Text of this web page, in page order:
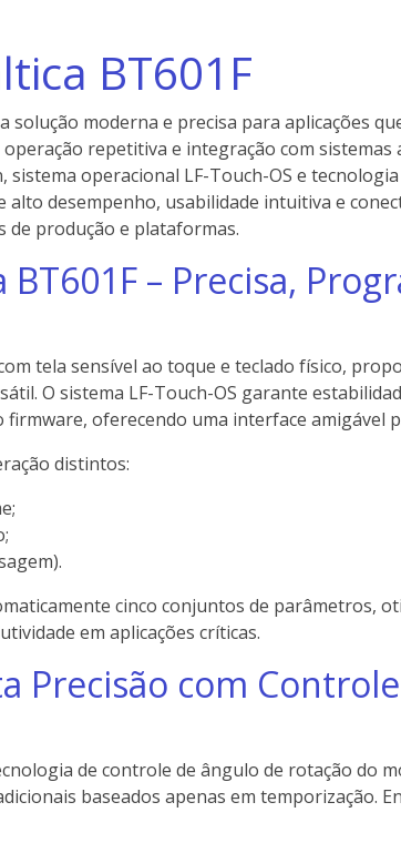
BT601F
solução moderna e precisa para aplicações
repetitiva e integração com sistemas
operacional LF-Touch-OS e tecnologia
alto desempenho, usabilidade intuitiva e
produção e plataformas.
– Precisa,
tela sensível ao toque e teclado físico,
O sistema LF-Touch-OS garante
firmware, oferecendo uma interface amigável
distintos:
cinco conjuntos de parâmetros,
em aplicações críticas.
Precisão com Controle
de controle de ângulo de rotação do
baseados apenas em temporização.